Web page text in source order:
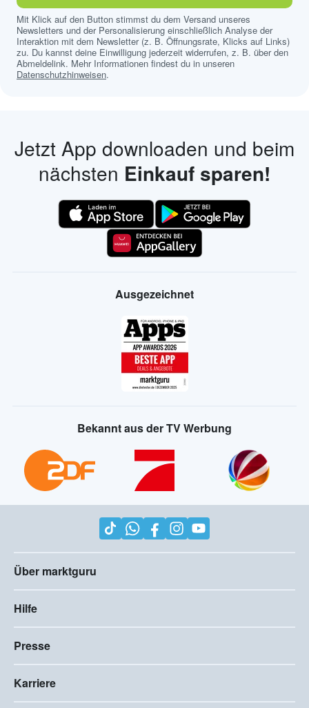
Mit Klick auf den Button stimmst du dem Versand unseres
Newsletters und der Personalisierung einschließlich Analyse der
Interaktion mit dem Newsletter (z. B. Öffnungsrate, Klicks auf Links)
zu. Du kannst deine Einwilligung jederzeit widerrufen, z. B. über den
Abmeldelink. Mehr Informationen findest du in unseren
Datenschutzhinweisen.
Jetzt App downloaden und beim
nächsten Einkauf sparen!
Ausgezeichnet
Bekannt aus der TV Werbung
Über marktguru
Hilfe
Presse
Karriere